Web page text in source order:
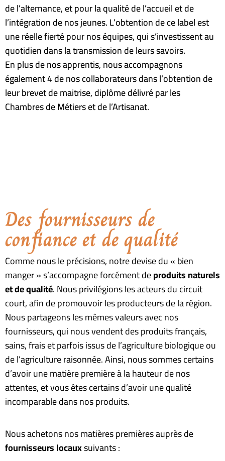
de l’alternance, et pour la qualité de l’accueil et de
l’intégration de nos jeunes. L’obtention de ce label est
une réelle fierté pour nos équipes, qui s’investissent au
quotidien dans la transmission de leurs savoirs.
En plus de nos apprentis, nous accompagnons
également 4 de nos collaborateurs dans l’obtention de
leur brevet de maitrise, diplôme délivré par les
Chambres de Métiers et de l’Artisanat.
Des fournisseurs de
confiance et de qualité
Comme nous le précisions, notre devise du « bien
manger » s’accompagne forcément deproduits naturels
et de qualité.Nous privilégions les acteurs du circuit
court, afin de promouvoir les producteurs de la région.
Nous partageons les mêmes valeurs avec nos
fournisseurs, qui nous vendent des produits français,
sains, frais et parfois issus de l’agriculture biologique ou
de l’agriculture raisonnée.Ainsi, nous sommes certains
d’avoir une matière première à la hauteur de nos
attentes, et vous êtes certains d’avoir une qualité
incomparable dans nos produits.
Nous achetons nos matières premières auprès de
fournisseurs locauxsuivants :